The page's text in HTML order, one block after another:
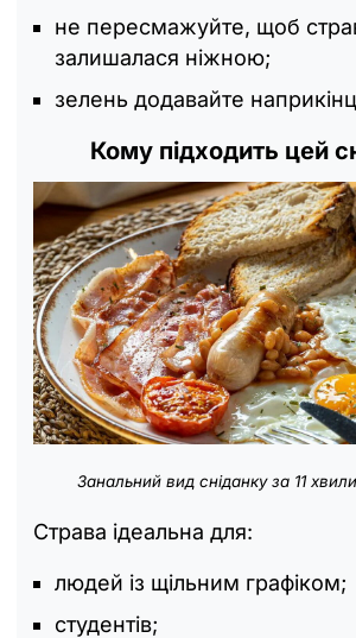
не пересмажуйте, щоб
залишалася ніжною;
зелень додавайте
Кому підходить цей
Занальний вид сніданку за 11
Страва ідеальна для:
людей із щільним графіком;
студентів;